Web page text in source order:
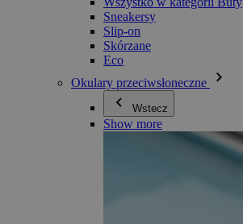
Sneakersy
Slip-on
Skórzane
Eco
Okulary przeciwsłoneczne
Wstecz
Show more